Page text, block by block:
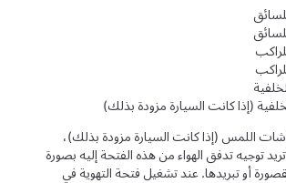
(إذا كانت السيارة مزودة بذلك)
اللمس(إذا كانت السيارة مزودة بذلك)،
تدفق الهواء من هذه الفتحة إليه بصورة
أو تبريدها. عند تشغيل فتحة التهوية في